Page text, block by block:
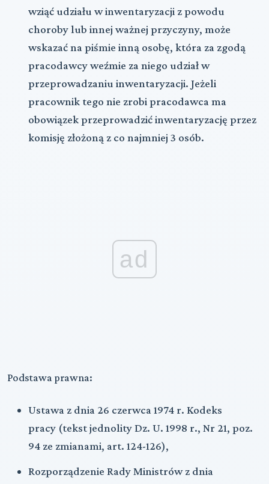
wziąć udziału w inwentaryzacji z powodu
choroby lub innej ważnej przyczyny, może
wskazać na piśmie inną osobę, która za zgodą
pracodawcy weźmie za niego udział w
przeprowadzaniu inwentaryzacji. Jeżeli
pracownik tego nie zrobi pracodawca ma
obowiązek przeprowadzić inwentaryzację przez
komisję złożoną z co najmniej 3 osób.
ad
Podstawa prawna:
Ustawa z dnia 26 czerwca 1974 r. Kodeks
pracy (tekst jednolity Dz. U. 1998 r., Nr 21, poz.
94 ze zmianami, art. 124-126),
Rozporządzenie Rady Ministrów z dnia